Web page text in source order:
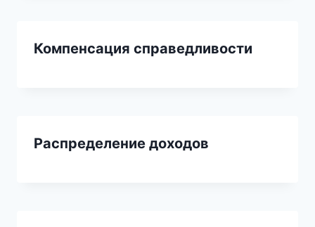
Компенсация справедливости
Распределение доходов